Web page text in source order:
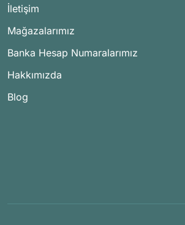
İletişim
Mağazalarımız
Banka Hesap Numaralarımız
Hakkımızda
Blog